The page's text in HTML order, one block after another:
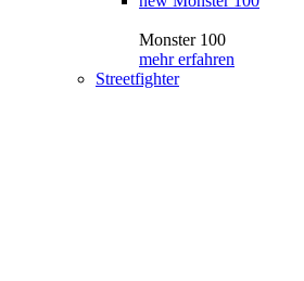
Monster 100
mehr erfahren
Streetfighter